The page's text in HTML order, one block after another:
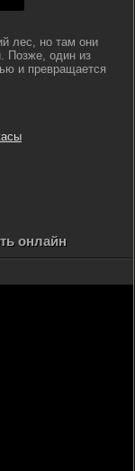
лес, но там они
Позже, один из
и превращается
онлайн